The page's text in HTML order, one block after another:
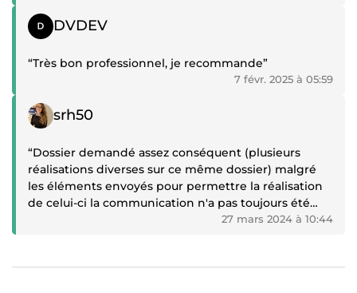
Témoignage positif
DVDEV
“Très bon professionnel, je recommande”
7 févr. 2025 à 05:59
Témoignage positif
srh50
“Dossier demandé assez conséquent (plusieurs
réalisations diverses sur ce même dossier) malgré
les éléments envoyés pour permettre la réalisation
de celui-ci la communication n'a pas toujours été
très fluide il a fallu à plusieurs reprises repréciser la
va pouvoir être soumis à approbation du service
27 mars 2024 à 10:44